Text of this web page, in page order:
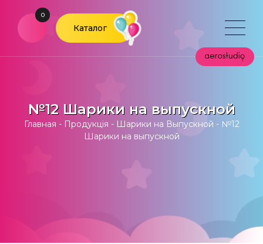
0
Каталог
№12 Шарики на выпускной
Главная - Продукція - Шарики на Выпускной - №12
Шарики на выпускной